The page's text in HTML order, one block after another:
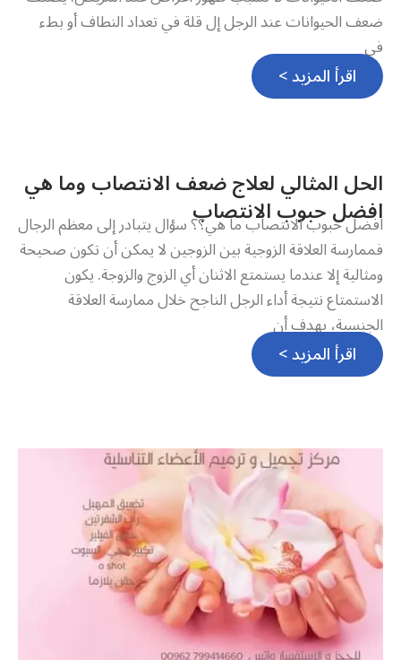
ضعف الحيوانات عند الرجل إل قلة في تعداد النطاف أو بطء
في
اقرأ المزيد >
الحل المثالي لعلاج ضعف الانتصاب وما هي
افضل حبوب الانتصاب
افضل حبوب الانتصاب ما هي؟؟ سؤال يتبادر إلى معظم الرجال
فممارسة العلاقة الزوجية بين الزوجين لا يمكن أن تكون صحيحة
ومثالية إلا عندما يستمتع الاثنان أي الزوج والزوجة. يكون
الاستمتاع نتيجة أداء الرجل الناجح خلال ممارسة العلاقة
الجنسية، بهدف أن
اقرأ المزيد >